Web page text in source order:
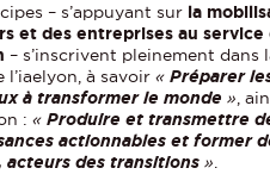
– s’appuyant sur la
et des entreprises au service
– s’inscrivent pleinement dans
l’iaelyon, à savoir«Préparer
à transformer le monde » ,
:«Produire et transmettre
actionnables et former
acteurs des transitions »